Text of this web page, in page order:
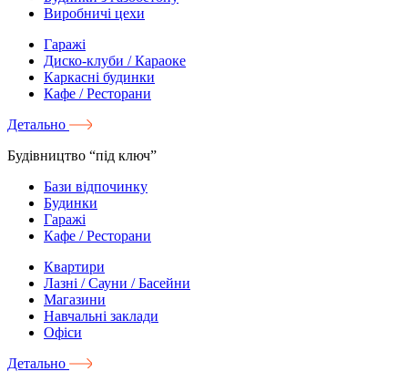
Виробничі цехи
Гаражі
Диско-клуби / Караоке
Каркасні будинки
Кафе / Ресторани
Детально
Будівництво “під ключ”
Бази відпочинку
Будинки
Гаражі
Кафе / Ресторани
Квартири
Лазні / Сауни / Басейни
Магазини
Навчальні заклади
Офіси
Детально